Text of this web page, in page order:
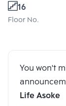
16
Floor No.
You won't
Life Asoke